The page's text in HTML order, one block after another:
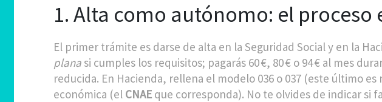
1. Alta como autónomo: el proceso
El primer trámite es darse de alta en la Seguridad Social y en la
planasi cumples los requisitos; pagarás 60 €, 80 € o 94 € al mes
reducida. En Hacienda, rellena el modelo 036 o 037 (este último
económica (el CNAE que corresponda). No te olvides de indicar si